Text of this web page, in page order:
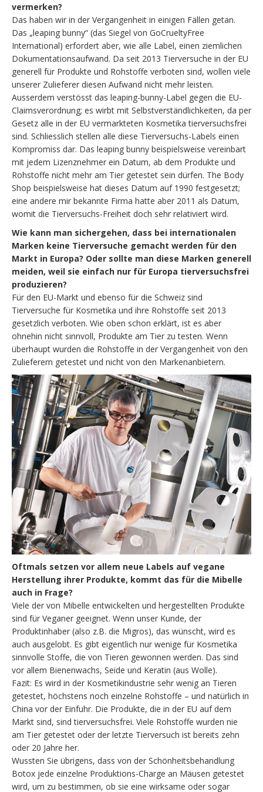
vermerken?
Das haben wir in der Vergangenheit in einigen Fällen getan.
Das „leaping bunny“ (das Siegel von GoCrueltyFree
International) erfordert aber, wie alle Label, einen ziemlichen
Dokumentationsaufwand. Da seit 2013 Tierversuche in der EU
generell für Produkte und Rohstoffe verboten sind, wollen viele
unserer Zulieferer diesen Aufwand nicht mehr leisten.
Ausserdem verstösst das leaping-bunny-Label gegen die EU-
Claimsverordnung; es wirbt mit Selbstverständlichkeiten, da per
Gesetz alle in der EU vermarkteten Kosmetika tierversuchsfrei
sind. Schliesslich stellen alle diese Tierversuchs-Labels einen
Kompromiss dar. Das leaping bunny beispielsweise vereinbart
mit jedem Lizenznehmer ein Datum, ab dem Produkte und
Rohstoffe nicht mehr am Tier getestet sein dürfen. The Body
Shop beispielsweise hat dieses Datum auf 1990 festgesetzt;
eine andere mir bekannte Firma hatte aber 2011 als Datum,
womit die Tierversuchs-Freiheit doch sehr relativiert wird.
Wie kann man sichergehen, dass bei internationalen
Marken keine Tierversuche gemacht werden für den
Markt in Europa? Oder sollte man diese Marken generell
meiden, weil sie einfach nur für Europa tierversuchsfrei
produzieren?
Für den EU-Markt und ebenso für die Schweiz sind
Tierversuche für Kosmetika und ihre Rohstoffe seit 2013
gesetzlich verboten. Wie oben schon erklärt, ist es aber
ohnehin nicht sinnvoll, Produkte am Tier zu testen. Wenn
überhaupt wurden die Rohstoffe in der Vergangenheit von den
Zulieferern getestet und nicht von den Markenanbietern.
Oftmals setzen vor allem neue Labels auf vegane
Herstellung ihrer Produkte, kommt das für die Mibelle
auch in Frage?
Viele der von Mibelle entwickelten und hergestellten Produkte
sind für Veganer geeignet. Wenn unser Kunde, der
Produktinhaber (also z.B. die Migros), das wünscht, wird es
auch ausgelobt. Es gibt eigentlich nur wenige für Kosmetika
sinnvolle Stoffe, die von Tieren gewonnen werden. Das sind
vor allem Bienenwachs, Seide und Keratin (aus Wolle).
Fazit: Es wird in der Kosmetikindustrie sehr wenig an Tieren
getestet, höchstens noch einzelne Rohstoffe – und natürlich in
China vor der Einfuhr. Die Produkte, die in der EU auf dem
Markt sind, sind tierversuchsfrei. Viele Rohstoffe wurden nie
am Tier getestet oder der letzte Tierversuch ist bereits zehn
oder 20 Jahre her.
Wussten Sie übrigens, dass von der Schönheitsbehandlung
Botox jede einzelne Produktions-Charge an Mäusen getestet
wird, um zu bestimmen, ob sie eine wirksame oder sogar